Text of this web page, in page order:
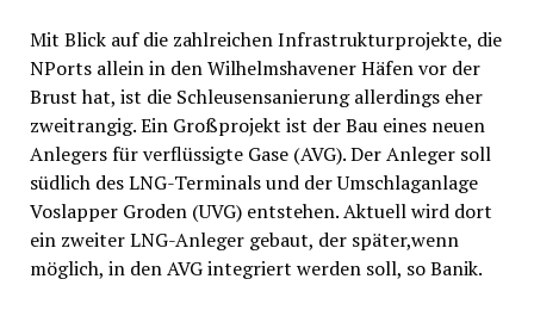
Mit Blick auf die zahlreichen Infrastrukturprojekte, die
NPorts allein in den Wilhelmshavener Häfen vor der
Brust hat, ist die Schleusensanierung allerdings eher
zweitrangig. Ein Großprojekt ist der Bau eines neuen
Anlegers für verflüssigte Gase (AVG). Der Anleger soll
südlich des LNG-Terminals und der Umschlaganlage
Voslapper Groden (UVG) entstehen. Aktuell wird dort
ein zweiter LNG-Anleger gebaut, der später,wenn
möglich, in den AVG integriert werden soll, so Banik.